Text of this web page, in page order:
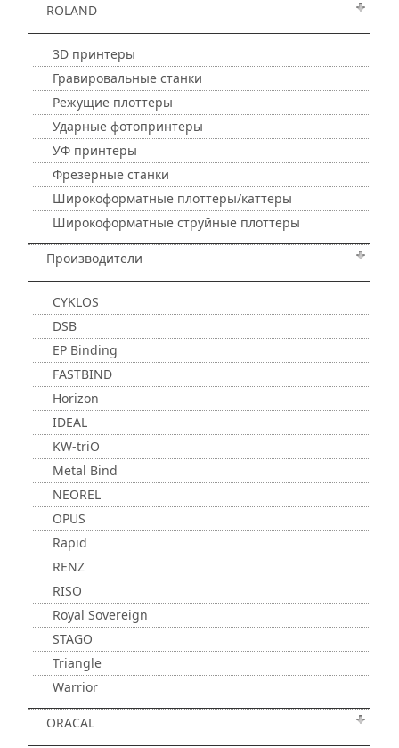
ROLAND
3D принтеры
Гравировальные станки
Режущие плоттеры
Ударные фотопринтеры
УФ принтеры
Фрезерные станки
Широкоформатные плоттеры/каттеры
Широкоформатные струйные плоттеры
Производители
CYKLOS
DSB
EP Binding
FASTBIND
Horizon
IDEAL
KW-triO
Metal Bind
NEOREL
OPUS
Rapid
RENZ
RISO
Royal Sovereign
STAGO
Triangle
Warrior
ORACAL